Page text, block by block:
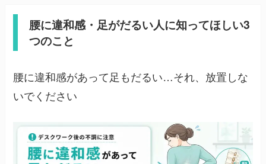
腰に違和感・足がだるい人に知ってほしい3
つのこと
腰に違和感があって足もだるい…それ、放置しな
いでください